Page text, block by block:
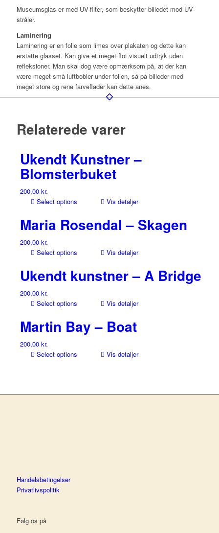
Museumsglas er med UV-filter, som beskytter billedet mod UV-
stråler.
Laminering
Laminering er en folie som limes over plakaten og dette kan
erstatte glasset. Kan give et meget flot visuelt udtryk uden
refleksioner. Man skal dog være opmærksom på, at der kan
være meget små luftbobler under folien, så på billeder med
meget store og rene farveflader kan dette anes.
Relaterede varer
Ukendt Kunstner –
Blomsterbuket
200,00 kr.
Select options
Vis detaljer
Maria Rosendal – Skagen
200,00 kr.
Select options
Vis detaljer
Ukendt kunstner – A Bridge
200,00 kr.
Select options
Vis detaljer
Martin Bay – Boat
200,00 kr.
Select options
Vis detaljer
Handelsbetingelser
Privatlivspolitik
Følg os på